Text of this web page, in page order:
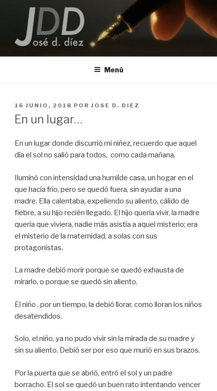
contenido
JOSE D. DIEZ
Menú
PUBLICADO
EL
16 JUNIO, 2018 POR JOSE D. DIEZ
En un lugar…
En un lugar donde discurrió mi niñez, recuerdo que aquel
día el sol no salió para todos, como cada mañana.
Iluminó con intensidad una humilde casa, un hogar en el
que hacía frío, pero se quedó fuera, sin ayudar a una
madre. Ella calentaba, expeliendo su aliento, cálido de
fiebre, a su hijo recién llegado. El hijo quería vivir, la madre
quería que viviera, nadie más asistía a aquel misterio; era
el misterio de la maternidad, a solas con sus
protagonistas.
La madre debió morir porque se quedó exhausta de
mirarlo, o porque se quedó sin aliento.
El niño , por un tiempo, la debió llorar, como lloran los niños
desatendidos.
Solo, el niño, ya no pudo vivir sin la mirada de su madre y
sin su aliento. Debió ser por eso que murió en sus brazos.
Por la puerta que se abrió, entró el sol y un padre
borracho. El sol se quedó un buen rato intentando vencer